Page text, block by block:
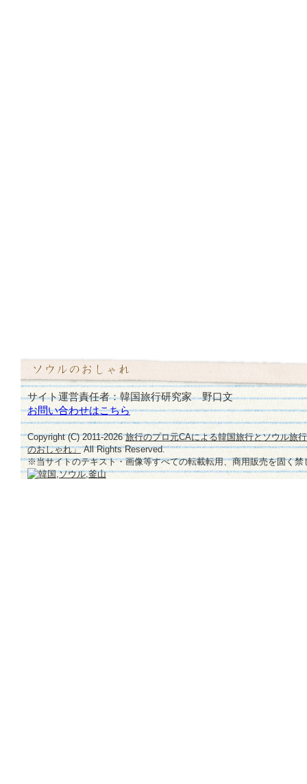
サイト運営責任者：韓国旅行研究家 野口文
お問い合わせはこちら
Copyright (C) 2011-2026旅行のプロ元CAによる韓国旅行とソウル旅
のおしゃれ」All Rights Reserved.
※当サイトのテキスト・画像等すべての転載転用、商用販売を固く禁